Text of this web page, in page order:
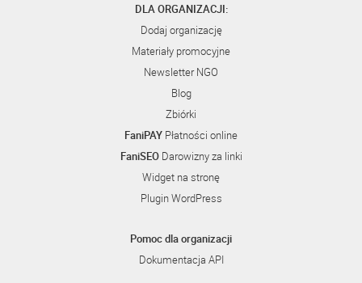
DLA ORGANIZACJI:
Dodaj organizację
Materiały promocyjne
Newsletter NGO
Blog
Zbiórki
FaniPAY Płatności online
FaniSEODarowizny za linki
Widget na stronę
Plugin WordPress
Pomoc dla organizacji
Dokumentacja API